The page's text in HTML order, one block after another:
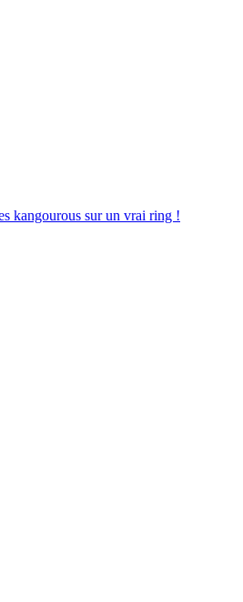
kangourous sur un vrai ring !